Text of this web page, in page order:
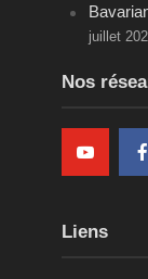
juillet
Nos
Liens